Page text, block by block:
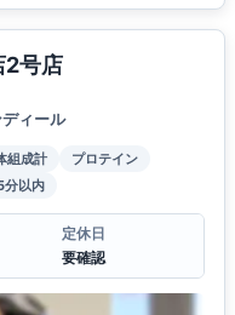
2号店
ィール
組成計
プロテイン
分以内
定休日
要確認